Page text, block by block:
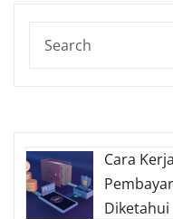
Cara
Diketahui